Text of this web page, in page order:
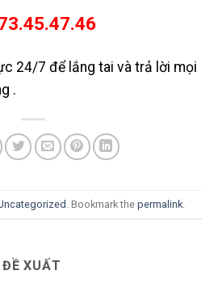
24/7 để lắng tai và trả lời mọi
.
. Bookmark the permalink.
XUẤT